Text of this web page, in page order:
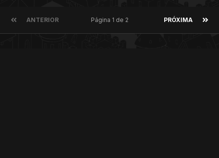
ANTERIOR PRÓXIMA
Página 1 de 2